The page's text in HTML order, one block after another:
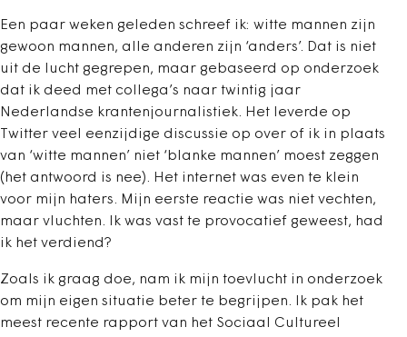
Een paar weken geleden schreef ik: witte mannen zijn
gewoon mannen, alle anderen zijn ‘anders’. Dat is niet
uit de lucht gegrepen, maar gebaseerd op onderzoek
dat ik deed met collega’s naar twintig jaar
Nederlandse krantenjournalistiek. Het leverde op
Twitter veel eenzijdige discussie op over of ik in plaats
van ‘witte mannen’ niet ‘blanke mannen’ moest zeggen
(het antwoord is nee). Het internet was even te klein
voor mijn haters. Mijn eerste reactie was niet vechten,
maar vluchten. Ik was vast te provocatief geweest, had
ik het verdiend?
Zoals ik graag doe, nam ik mijn toevlucht in onderzoek
om mijn eigen situatie beter te begrijpen. Ik pak het
meest recente rapport van het Sociaal Cultureel